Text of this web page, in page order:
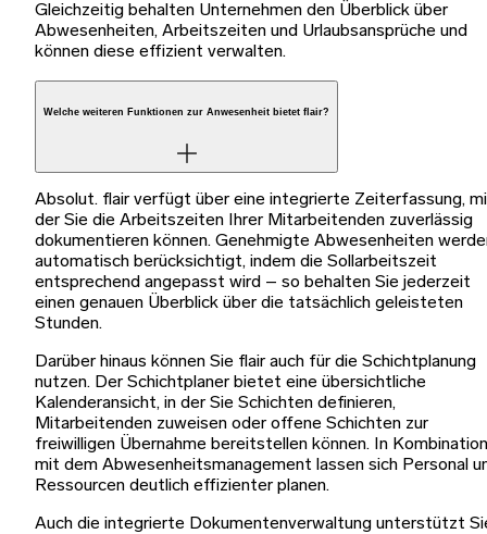
Gleichzeitig behalten Unternehmen den Überblick über
Abwesenheiten, Arbeitszeiten und Urlaubsansprüche und
können diese effizient verwalten.
Welche weiteren Funktionen zur Anwesenheit bietet flair?
Absolut. flair verfügt über eine integrierte Zeiterfassung,
der Sie die Arbeitszeiten Ihrer Mitarbeitenden zuverlässig
dokumentieren können. Genehmigte Abwesenheiten
automatisch berücksichtigt, indem die Sollarbeitszeit
entsprechend angepasst wird – so behalten Sie jederzeit
einen genauen Überblick über die tatsächlich geleisteten
Stunden.
Darüber hinaus können Sie flair auch für die Schichtplanung
nutzen. Der Schichtplaner bietet eine übersichtliche
Kalenderansicht, in der Sie Schichten definieren,
Mitarbeitenden zuweisen oder offene Schichten zur
freiwilligen Übernahme bereitstellen können. In Kombination
mit dem Abwesenheitsmanagement lassen sich Personal
Ressourcen deutlich effizienter planen.
Auch die integrierte Dokumentenverwaltung unterstützt